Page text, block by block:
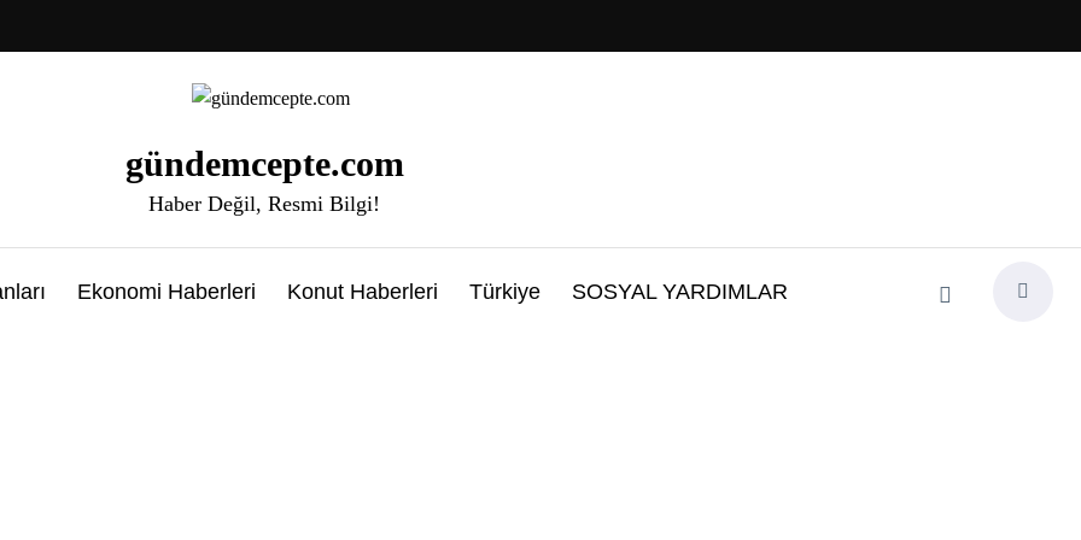
gündemcepte.com
Haber Değil, Resmi Bilgi!
Ekonomi Haberleri Konut Haberleri Türkiye SOSYAL YARDIMLAR